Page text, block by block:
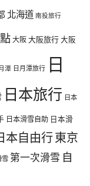
北海道 南投旅行
大阪大阪旅行大阪
潭 日月潭旅行 日
日本旅行 日本
日本滑雪自助 日本滑
本自由行東京
雪 第一次滑雪 自